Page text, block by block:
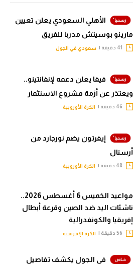
الأهلي السعودي يعلن تعيين
مارينو بوسيتش مدربا للفريق
سعودي في الجول
فيفا يعلن دعمه لإنفانتينو..
ويعتذر عن أزمة مشروع الاستثمار
الكرة الأوروبية
إيفرتون يضم نورجارد من
أرسنال
الكرة الأوروبية
مواعيد الخميس 6 أغسطس 2026..
ناشئات اليد ضد الصين وقرعة أبطال
إفريقيا والكونفدرالية
الكرة الإفريقية
في الجول يكشف تفاصيل